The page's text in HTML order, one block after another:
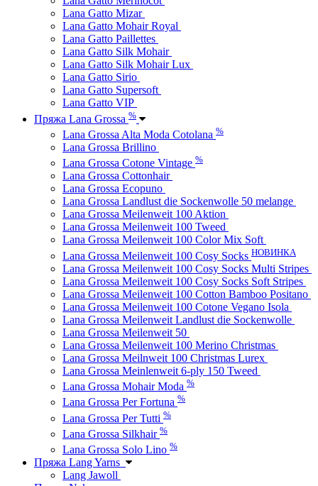
Lana Gatto Mizar
Lana Gatto Mohair Royal
Lana Gatto Paillettes
Lana Gatto Silk Mohair
Lana Gatto Silk Mohair Lux
Lana Gatto Sirio
Lana Gatto Supersoft
Lana Gatto VIP
Пряжа Lana Grossa %
Lana Grossa Alta Moda Cotolana %
Lana Grossa Brillino
Lana Grossa Cotone Vintage %
Lana Grossa Cottonhair
Lana Grossa Ecopuno
Lana Grossa Landlust die Sockenwolle 50 melange
Lana Grossa Meilenweit 100 Aktion
Lana Grossa Meilenweit 100 Tweed
Lana Grossa Meilenweit 100 Color Mix Soft
Lana Grossa Meilenweit 100 Cosy Socks НОВИНКА
Lana Grossa Meilenweit 100 Cosy Socks Multi Stripes
Lana Grossa Meilenweit 100 Cosy Socks Soft Stripes
Lana Grossa Meilenweit 100 Cotton Bamboo Positano
Lana Grossa Meilenweit 100 Cotone Vegano Isola
Lana Grossa Meilenweit Landlust die Sockenwolle
Lana Grossa Meilenweit 50
Lana Grossa Meilenweit 100 Merino Christmas
Lana Grossa Meilnweit 100 Christmas Lurex
Lana Grossa Meinlenweit 6-ply 150 Tweed
Lana Grossa Mohair Moda %
Lana Grossa Per Fortuna %
Lana Grossa Per Tutti %
Lana Grossa Silkhair %
Lana Grossa Solo Lino %
Пряжа Lang Yarns
Lang Jawoll